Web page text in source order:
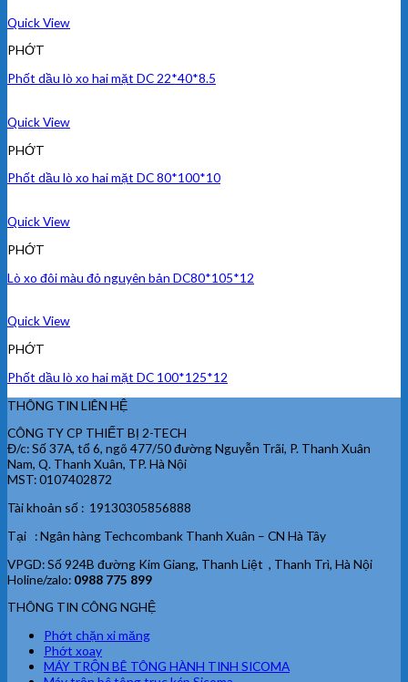
Quick View
PHỚT
Phốt dầu lò xo hai mặt DC 22*40*8.5
Quick View
PHỚT
Phốt dầu lò xo hai mặt DC 80*100*10
Quick View
PHỚT
Lò xo đôi màu đỏ nguyên bản DC80*105*12
Quick View
PHỚT
Phốt dầu lò xo hai mặt DC 100*125*12
THÔNG TIN LIÊN HỆ
CÔNG TY CP THIẾT BỊ 2-TECH
Đ/c: Số 37A, tổ 6, ngõ 477/50 đường Nguyễn Trãi, P. Thanh Xuân
Nam, Q. Thanh Xuân, TP. Hà Nội
MST: 0107402872
Tài khoản số : 19130305856888
Tại : Ngân hàng Techcombank Thanh Xuân – CN Hà Tây
VPGD: Số 924B đường Kim Giang, Thanh Liệt , Thanh Trì, Hà Nội
Holine/zalo: 0988 775 899
THÔNG TIN CÔNG NGHỆ
Phớt chặn xi măng
Phớt xoay
MÁY TRỘN BÊ TÔNG HÀNH TINH SICOMA